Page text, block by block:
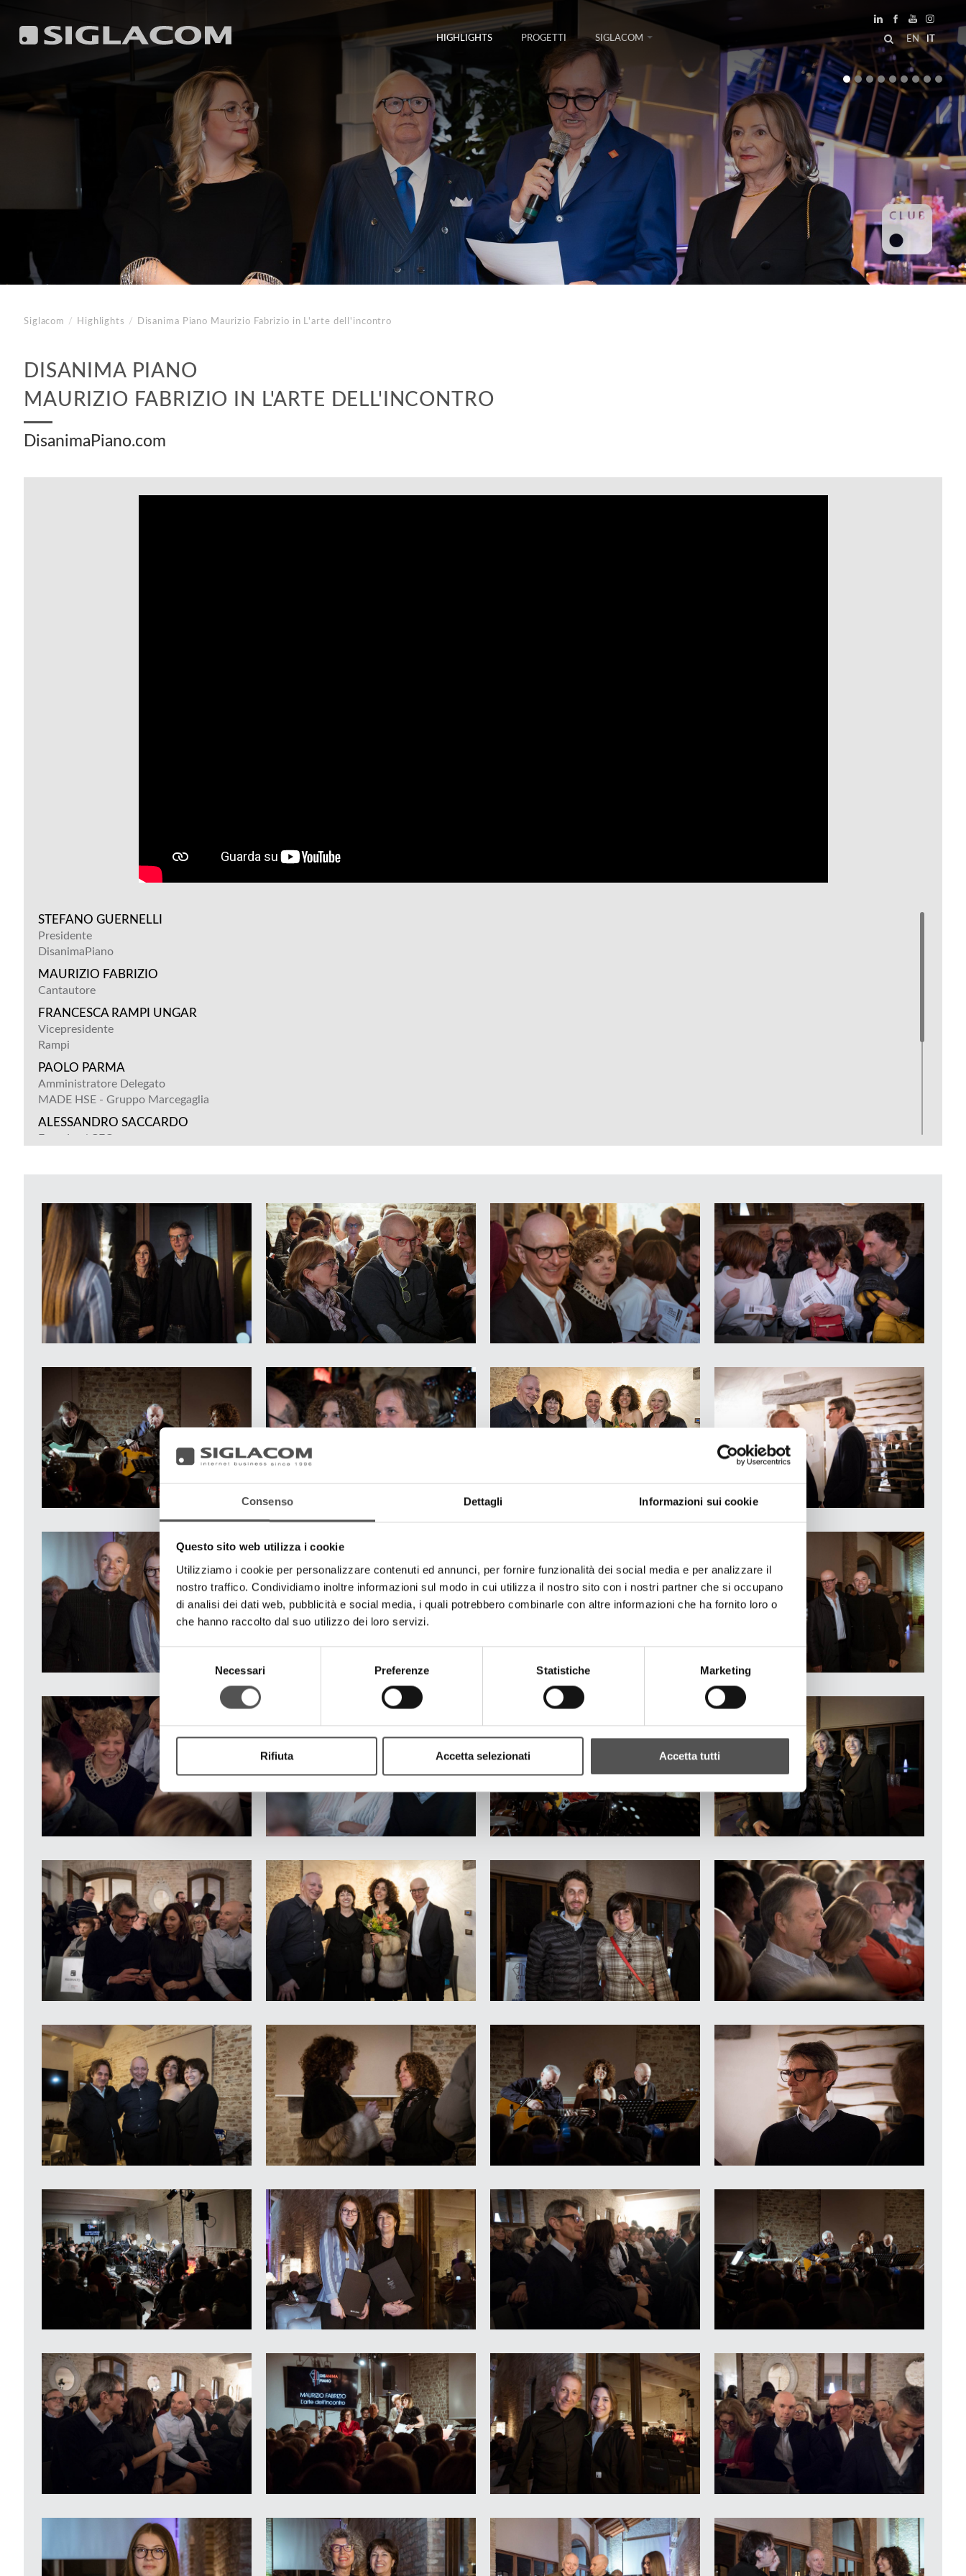
Consenso Dettagli Informazioni sui cookie
Questo sito web utilizza i cookie
Utilizziamo i cookie per personalizzare contenuti ed annunci, per fornire funzionalità dei social media e per analizzare il
nostro traffico. Condividiamo inoltre informazioni sul modo in cui utilizza il nostro sito con i nostri partner che si occupano
di analisi dei dati web, pubblicità e social media, i quali potrebbero combinarle con altre informazioni che ha fornito loro o
che hanno raccolto dal suo utilizzo dei loro servizi.
Selezione
del
Necessari Preferenze Statistiche Marketing
Rifiuta Accetta selezionati Accetta tutti
EN IT
HIGHLIGHTS PROGETTI SIGLACOM
Siglacom / Highlights / Disanima Piano Maurizio Fabrizio in L'arte dell'incontro
DISANIMA PIANO
MAURIZIO FABRIZIO IN L'ARTE DELL'INCONTRO
DisanimaPiano.com
STEFANO GUERNELLI
Presidente
DisanimaPiano
MAURIZIO FABRIZIO
Cantautore
FRANCESCA RAMPI UNGAR
Vicepresidente
Rampi
PAOLO PARMA
Amministratore Delegato
MADE HSE - Gruppo Marcegaglia
ALESSANDRO SACCARDO
Founder / CEO
ALESSANDRO ZANELLINI
MASSIMO BUSANI
Direttore
SSO Chirurgia Senologica
ASST Mantova
Presidio ospedaliero Carlo Poma